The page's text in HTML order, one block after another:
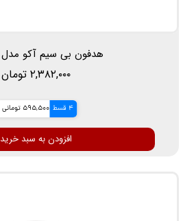
هدفون بی سیم آکو مدل AT-16
۲,۳۸۲,۰۰۰ تومان
4 قسط 595,500 تومانی
افزودن به سبد خرید